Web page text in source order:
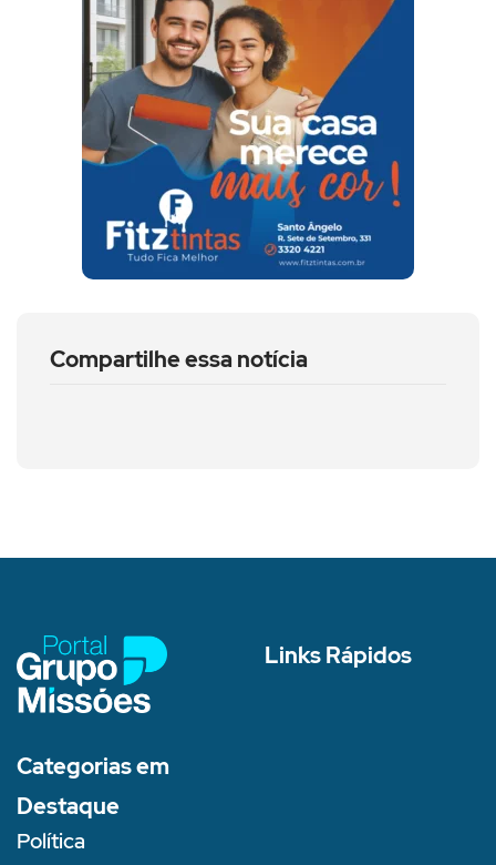
Compartilhe essa notícia
Links Rápidos
Categorias em
Destaque
Política